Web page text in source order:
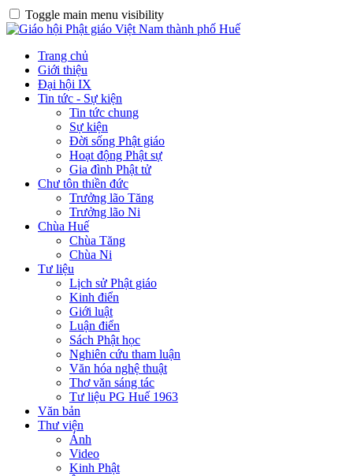
Toggle main menu visibility
Trang chủ
Giới thiệu
Đại hội IX
Tin tức - Sự kiện
Tin tức chung
Sự kiện
Đời sống Phật giáo
Hoạt động Phật sự
Gia đình Phật tử
Chư tôn thiền đức
Trưởng lão Tăng
Trưởng lão Ni
Chùa Huế
Chùa Tăng
Chùa Ni
Tư liệu
Lịch sử Phật giáo
Kinh điển
Giới luật
Luận điển
Sách Phật học
Nghiên cứu tham luận
Văn hóa nghệ thuật
Thơ văn sáng tác
Tư liệu PG Huế 1963
Văn bản
Thư viện
Ảnh
Video
Kinh Phật